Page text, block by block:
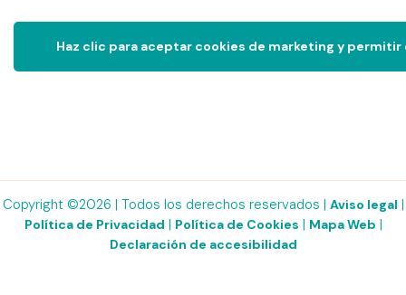
Haz clic para aceptar cookies de marketing y
Copyright ©2026 | Todos los derechos reservados | Aviso legal |
Política de Privacidad | Política de Cookies | Mapa Web |
Declaración de accesibilidad